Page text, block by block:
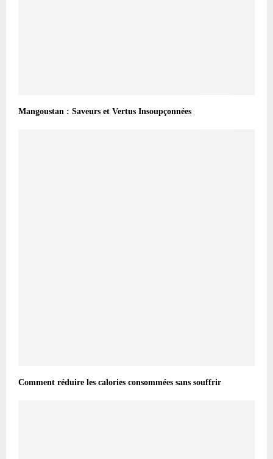
Mangoustan : Saveurs et Vertus Insoupçonnées
Comment réduire les calories consommées sans souffrir